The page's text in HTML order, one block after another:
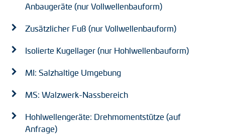
Anbaugeräte (nur Vollwellenbauform)
Zusätzlicher Fuß (nur Vollwellenbauform)
Isolierte Kugellager (nur Hohlwellenbauform)
MI: Salzhaltige Umgebung
MS: Walzwerk-Nassbereich
Hohlwellengeräte: Drehmomentstütze (auf
Anfrage)